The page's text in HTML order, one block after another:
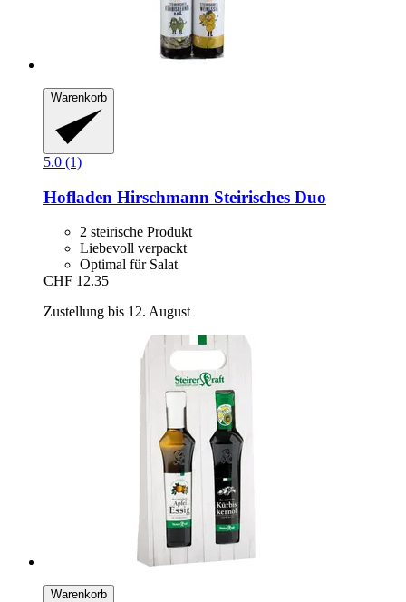
Warenkorb
5.0 (1)
Hofladen Hirschmann Steirisches Duo
2 steirische Produkt
Liebevoll verpackt
Optimal für Salat
CHF 12.35
Zustellung bis 12. August
Warenkorb